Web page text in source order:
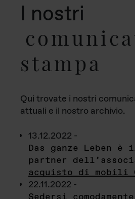
I nostri
stampa
Qui trovate i nostri
attuali e il nostro archivio.
13.12.2022 -
Das ganze Leben è
partner
acquisto di mobili
22.11.2022 -
Sedersi comodamente